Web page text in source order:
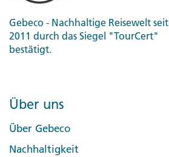
Gebeco - Nachhaltige Reisewelt seit
2011 durch das Siegel "TourCert"
bestätigt.
Über uns
Über Gebeco
Nachhaltigkeit